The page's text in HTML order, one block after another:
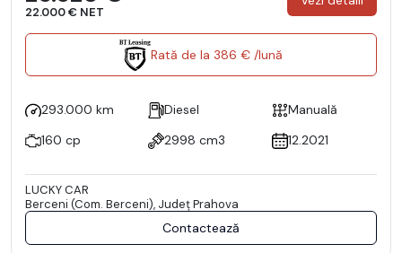
22.000 € NET
Rată de la 386 € /lună
293.000 km Diesel
Manuală
160 cp
2998 cm3 12.2021
LUCKY CAR
Berceni (Com. Berceni), Județ Prahova
Contactează